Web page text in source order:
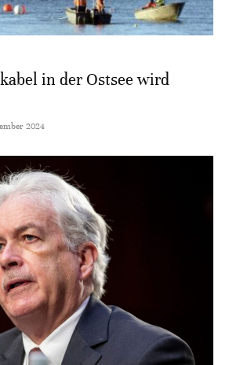
in der Ostsee wird
2024